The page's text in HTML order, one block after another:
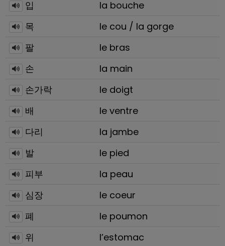
입
la bouche
목
le cou / la gorge
팔
le bras
손
la main
손가락
le doigt
배
le ventre
다리
la jambe
발
le pied
피부
la peau
심장
le coeur
폐
le poumon
위
l’estomac